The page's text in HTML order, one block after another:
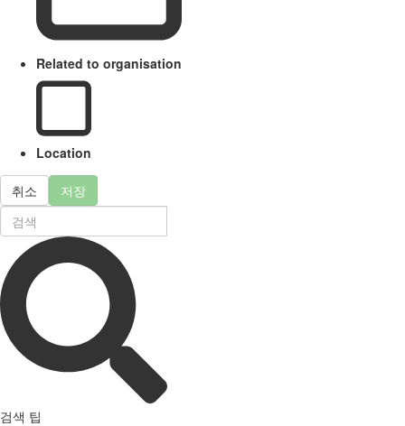
Related to organisation
Location
취소 저장
검색 팁